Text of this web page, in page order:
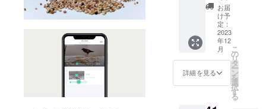
ドリ
リース
ピン×2
日本語
取扱説
明書×2
送料無
料（日
本国内
限定）
内容
物：
「V3
Cam」
本体 ｘ
2 スタ
お届
け予
定：
2023
年12
月
詳細を見る
こ
の
リ
タ
ー
ン
を
選
択
す
る